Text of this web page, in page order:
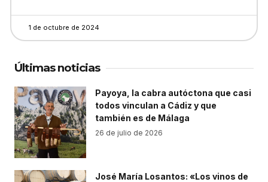
1 de octubre de 2024
Últimas noticias
Payoya, la cabra autóctona que casi
todos vinculan a Cádiz y que
también es de Málaga
26 de julio de 2026
José María Losantos: «Los vinos de